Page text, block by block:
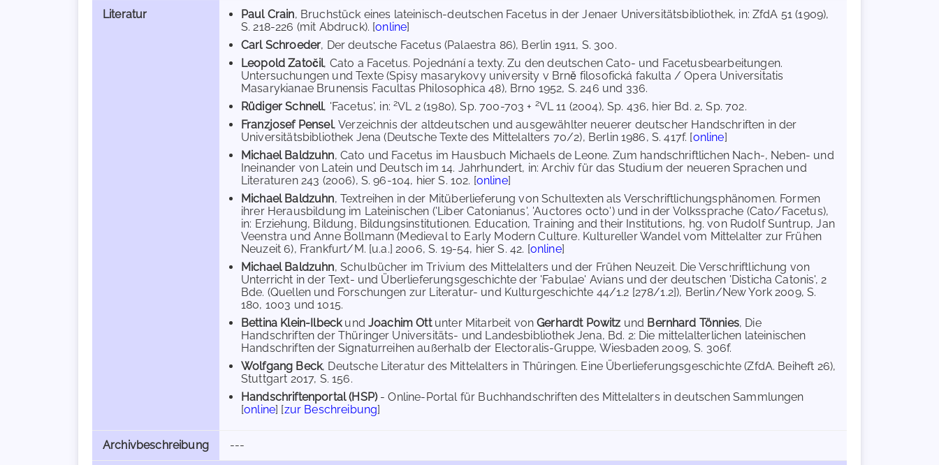
Literatur Paul Crain, Bruchstück eines lateinisch-deutschen Facetus in der Jenaer Universitätsbibliothek, in: ZfdA 51 (1909),
S. 218-226 (mit Abdruck). [online]
Carl Schroeder, Der deutsche Facetus (Palaestra 86), Berlin 1911, S. 300.
Leopold Zatočil, Cato a Facetus. Pojednání a texty. Zu den deutschen Cato- und Facetusbearbeitungen.
Untersuchungen und Texte (Spisy masarykovy university v Brně filosofická fakulta / Opera Universitatis
Masarykianae Brunensis Facultas Philosophica 48), Brno 1952, S. 246 und 336.
Rüdiger Schnell, 'Facetus', in:2VL 2 (1980), Sp. 700-703 + 2VL 11 (2004), Sp. 436, hier Bd. 2, Sp. 702.
Franzjosef Pensel, Verzeichnis der altdeutschen und ausgewählter neuerer deutscher Handschriften in der
Universitätsbibliothek Jena (Deutsche Texte des Mittelalters 70/2), Berlin 1986, S. 417f. [online]
Michael Baldzuhn, Cato und Facetus im Hausbuch Michaels de Leone. Zum handschriftlichen Nach-, Neben- und
Ineinander von Latein und Deutsch im 14. Jahrhundert, in: Archiv für das Studium der neueren Sprachen und
Literaturen 243 (2006), S. 96-104, hier S. 102. [online]
Michael Baldzuhn, Textreihen in der Mitüberlieferung von Schultexten als Verschriftlichungsphänomen. Formen
ihrer Herausbildung im Lateinischen ('Liber Catonianus', 'Auctores octo') und in der Volkssprache (Cato/Facetus),
in: Erziehung, Bildung, Bildungsinstitutionen. Education, Training and their Institutions, hg. von Rudolf Suntrup, Jan
Veenstra und Anne Bollmann (Medieval to Early Modern Culture. Kultureller Wandel vom Mittelalter zur Frühen
Neuzeit 6), Frankfurt/M. [u.a.] 2006, S. 19-54, hier S. 42. [online]
Michael Baldzuhn, Schulbücher im Trivium des Mittelalters und der Frühen Neuzeit. Die Verschriftlichung von
Unterricht in der Text- und Überlieferungsgeschichte der 'Fabulae' Avians und der deutschen 'Disticha Catonis', 2
Bde. (Quellen und Forschungen zur Literatur- und Kulturgeschichte 44/1.2 [278/1.2]), Berlin/New York 2009, S.
180, 1003 und 1015.
Bettina Klein-IlbeckundJoachim Ottunter Mitarbeit vonGerhardt Powitz und Bernhard Tönnies, Die
Handschriften der Thüringer Universitäts- und Landesbibliothek Jena, Bd. 2: Die mittelalterlichen lateinischen
Handschriften der Signaturreihen außerhalb der Electoralis-Gruppe, Wiesbaden 2009, S. 306f.
Wolfgang Beck, Deutsche Literatur des Mittelalters in Thüringen. Eine Überlieferungsgeschichte (ZfdA. Beiheft 26),
Stuttgart 2017, S. 156.
Handschriftenportal (HSP)- Online-Portal für Buchhandschriften des Mittelalters in deutschen Sammlungen
[online] [zur Beschreibung]
Archivbeschreibung ---